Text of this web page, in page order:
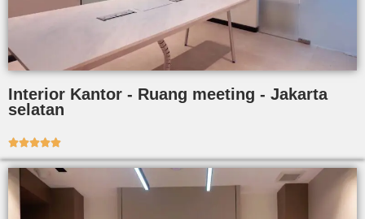
Interior Kantor - Ruang meeting - Jakarta
selatan
